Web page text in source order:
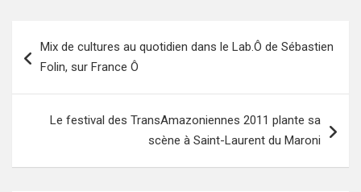
de
Mix de cultures au quotidien dans le Lab.Ô de Sébastien
Folin, sur France Ô
Le festival des TransAmazoniennes 2011 plante sa
scène à Saint-Laurent du Maroni